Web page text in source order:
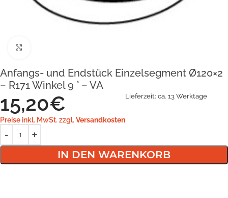
Anfangs- und Endstück Einzelsegment Ø120×2
– R171 Winkel 9 ° – VA
15,20€
Preise inkl. MwSt. zzgl. Versandkosten
Lieferzeit: ca. 13 Werktage
IN DEN WARENKORB